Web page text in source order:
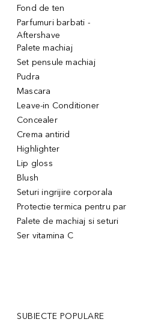
Fond de ten
Parfumuri barbati -
Aftershave
Palete machiaj
Set pensule machiaj
Pudra
Mascara
Leave-in Conditioner
Concealer
Crema antirid
Highlighter
Lip gloss
Blush
Seturi ingrijire corporala
Protectie termica pentru par
Palete de machiaj si seturi
Ser vitamina C
SUBIECTE POPULARE